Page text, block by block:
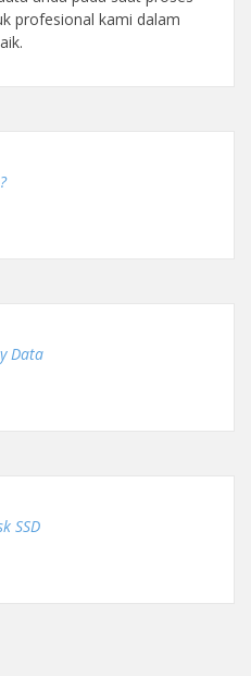
profesional kami dalam
Data
SSD